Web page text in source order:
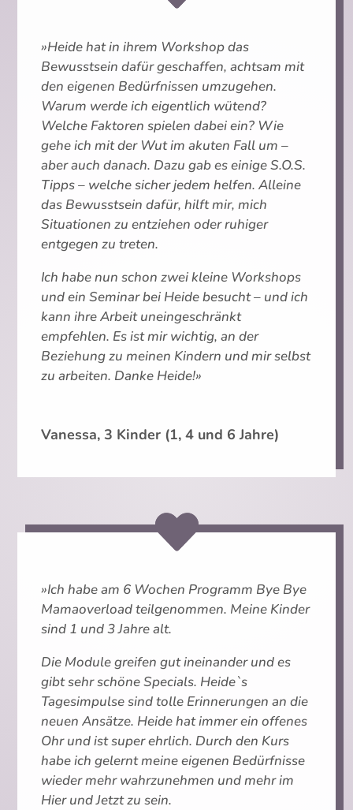
»Heide hat in ihrem Workshop das
Bewusstsein dafür geschaffen, achtsam mit
den eigenen Bedürfnissen umzugehen.
Warum werde ich eigentlich wütend?
Welche Faktoren spielen dabei ein? Wie
gehe ich mit der Wut im akuten Fall um –
aber auch danach. Dazu gab es einige S.O.S.
Tipps – welche sicher jedem helfen. Alleine
das Bewusstsein dafür, hilft mir, mich
Situationen zu entziehen oder ruhiger
entgegen zu treten.
Ich habe nun schon zwei kleine Workshops
und ein Seminar bei Heide besucht – und ich
kann ihre Arbeit uneingeschränkt
empfehlen. Es ist mir wichtig, an der
Beziehung zu meinen Kindern und mir selbst
zu arbeiten. Danke Heide!»
Vanessa, 3 Kinder (1, 4 und 6 Jahre)
»Ich habe am 6 Wochen Programm Bye Bye
Mamaoverload teilgenommen. Meine Kinder
sind 1 und 3 Jahre alt.
Die Module greifen gut ineinander und es
gibt sehr schöne Specials. Heide`s
Tagesimpulse sind tolle Erinnerungen an die
neuen Ansätze. Heide hat immer ein offenes
Ohr und ist super ehrlich. Durch den Kurs
habe ich gelernt meine eigenen Bedürfnisse
wieder mehr wahrzunehmen und mehr im
Hier und Jetzt zu sein.